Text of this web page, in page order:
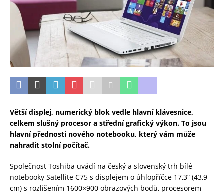
Větší displej, numerický blok vedle hlavní klávesnice,
celkem slušný procesor a střední grafický výkon. To jsou
hlavní přednosti nového notebooku, který vám může
nahradit stolní počítač.
Společnost Toshiba uvádí na český a slovenský trh bílé
notebooky Satellite C75 s displejem o úhlopříčce 17,3“ (43,9
cm) s rozlišením 1600×900 obrazových bodů, procesorem